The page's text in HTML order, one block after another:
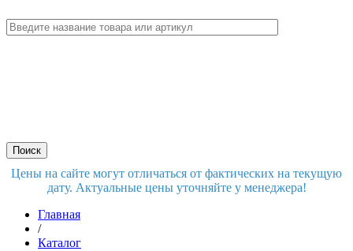
Цены на сайте могут отличаться от фактических на текущую
дату. Актуальные цены уточняйте у менеджера!
Главная
/
Каталог